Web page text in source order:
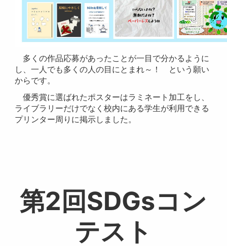
多くの作品応募があったことが一目で分かるように
し、一人でも多くの人の目にとまれ～！ という願い
からです。
優秀賞に選ばれたポスターはラミネート加工をし、
ライブラリーだけでなく校内にある学生が利用できる
プリンター周りに掲示しました。
第2回SDGsコン
テスト